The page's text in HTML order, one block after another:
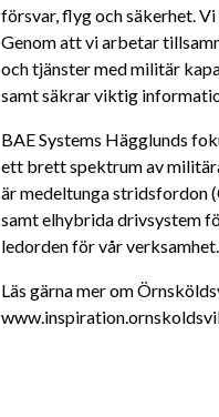
försvar, flyg och säkerhet.
Genom att vi arbetar
och tjänster med militär
samt säkrar viktig
BAE Systems Hägglunds
ett brett spektrum av
är medeltunga stridsfordon
samt elhybrida drivsystem
ledorden för vår verksamhet.
Läs gärna mer om